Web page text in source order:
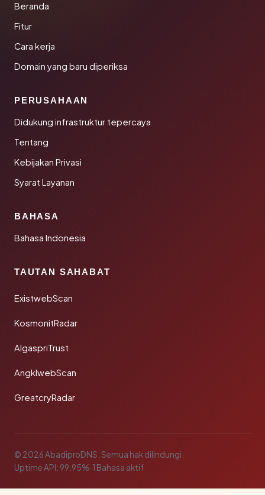
Beranda
Fitur
Cara kerja
Domain yang baru diperiksa
PERUSAHAAN
Didukung infrastruktur tepercaya
Tentang
Kebijakan Privasi
Syarat Layanan
BAHASA
Bahasa Indonesia
TAUTAN SAHABAT
ExistwebScan
KosmonitRadar
AlgaspriTrust
AngklwebScan
GreatcryRadar
© 2026 AbadiproDNS. Semua hak dilindungi.
Uptime API: 99.95%·1 Bahasa aktif